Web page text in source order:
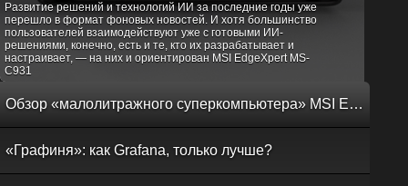
Развитие решений и технологий ИИ за последние годы уже
перешло в формат фоновых новостей. И хотя большинство
пользователей взаимодействуют уже с готовыми ИИ-
решениями, конечно, есть и те, кто их разрабатывает и
настраивает, — на них и ориентирован MSI EdgeXpert MS-
C931
Обзор «малолитражного суперкомпьютера» MSI EdgeXpert MS-C931
«Графиня»: как Grafana, только лучше?